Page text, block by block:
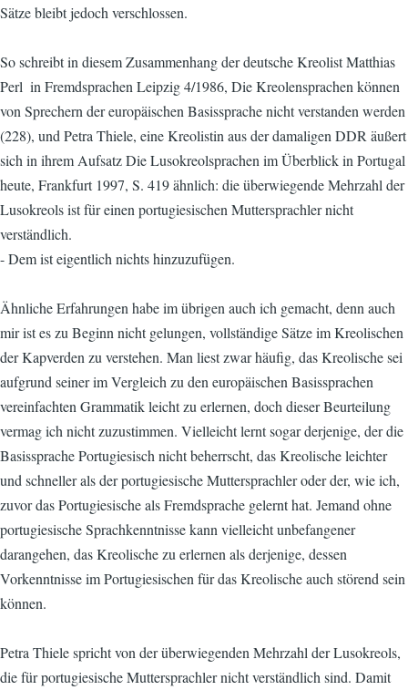
Sätze bleibt jedoch verschlossen.
So schreibt in diesem Zusammenhang der deutsche Kreolist Matthias
Perl  in Fremdsprachen Leipzig 4/1986, Die Kreolensprachen können
von Sprechern der europäischen Basissprache nicht verstanden werden
(228), und Petra Thiele, eine Kreolistin aus der damaligen DDR äußert
sich in ihrem Aufsatz Die Lusokreolsprachen im Überblick in Portugal
heute, Frankfurt 1997, S. 419 ähnlich: die überwiegende Mehrzahl der
Lusokreols ist für einen portugiesischen Muttersprachler nicht
verständlich.
- Dem ist eigentlich nichts hinzuzufügen.
Ähnliche Erfahrungen habe im übrigen auch ich gemacht, denn auch
mir ist es zu Beginn nicht gelungen, vollständige Sätze im Kreolischen
der Kapverden zu verstehen. Man liest zwar häufig, das Kreolische sei
aufgrund seiner im Vergleich zu den europäischen Basissprachen
vereinfachten Grammatik leicht zu erlernen, doch dieser Beurteilung
vermag ich nicht zuzustimmen. Vielleicht lernt sogar derjenige, der die
Basissprache Portugiesisch nicht beherrscht, das Kreolische leichter
und schneller als der portugiesische Muttersprachler oder der, wie ich,
zuvor das Portugiesische als Fremdsprache gelernt hat. Jemand ohne
portugiesische Sprachkenntnisse kann vielleicht unbefangener
darangehen, das Kreolische zu erlernen als derjenige, dessen
Vorkenntnisse im Portugiesischen für das Kreolische auch störend sein
können.
Petra Thiele spricht von der überwiegenden Mehrzahl der Lusokreols,
die für portugiesische Muttersprachler nicht verständlich sind. Damit